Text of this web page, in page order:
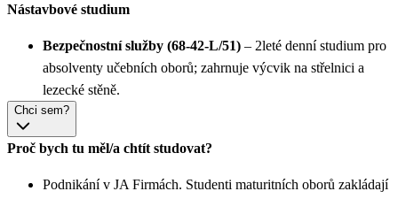
Nástavbové studium
Bezpečnostní služby (68-42-L/51) – 2leté denní studium pro
absolventy učebních oborů; zahrnuje výcvik na střelnici a
lezecké stěně.
Chci sem?
Proč bych tu měl/a chtít studovat?
Podnikání v JA Firmách. Studenti maturitních oborů zakládají